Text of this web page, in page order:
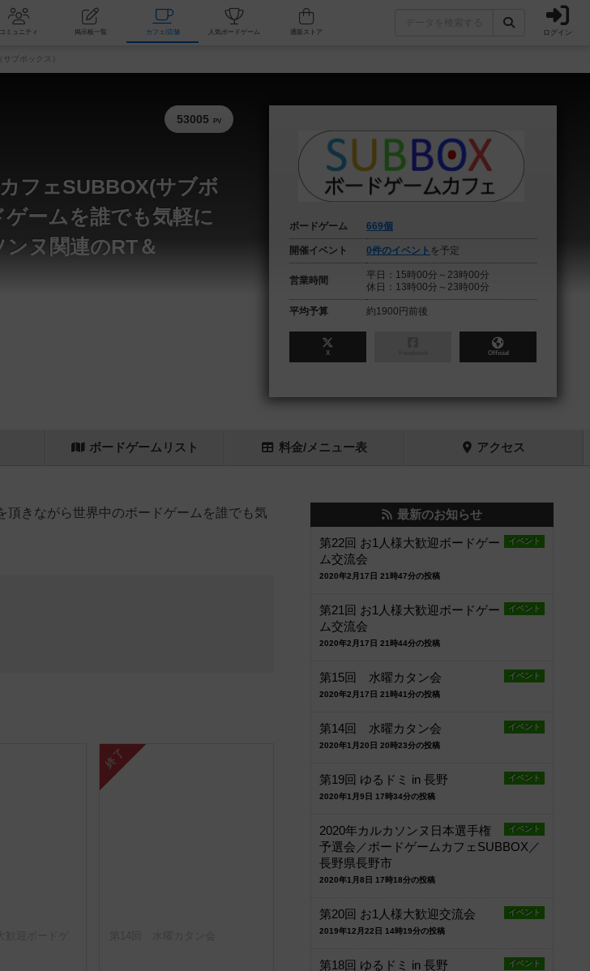
ーム会 コミュニティ 掲示板一覧 カフェ/店舗 人気ボードゲーム ログイン
ブボックス）
53005 PV
フェSUBBOX(サブボ
ームを誰でも気軽に
ヌ関連のRT＆
ボードゲーム 669個
開催イベント 0件のイベント を予定
営業時間
平日：15時00分～23時00分
休日：13時00分～23時00分
平均予算 約1900円前後
X Official
ボードゲーム リスト 料金/メニュー表 アクセス
きながら世界中のボードゲームを誰でも気
終了
最新のお知らせ
イベント
第22回 お1人様大歓迎ボードゲー
ム交流会
2020年2月17日 21時47分の投稿
イベント
第21回 お1人様大歓迎ボードゲー
ム交流会
2020年2月17日 21時44分の投稿
イベント
第15回 水曜カタン会
2020年2月17日 21時41分の投稿
イベント
第14回 水曜カタン会
2020年1月20日 20時23分の投稿
イベント
第19回 ゆるドミ in 長野
2020年1月9日 17時34分の投稿
イベント
2020年カルカソンヌ日本選手権
予選会／ボードゲームカフェSUBBOX／
長野県長野市
2020年1月8日 17時18分の投稿
イベント
第20回 お1人様大歓迎交流会
2019年12月22日 14時19分の投稿
イベント
第18回 ゆるドミ in 長野